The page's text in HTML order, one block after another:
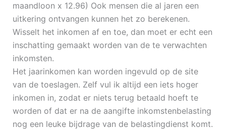
maandloon x 12.96) Ook mensen die al jaren een
uitkering ontvangen kunnen het zo berekenen.
Wisselt het inkomen af en toe, dan moet er echt een
inschatting gemaakt worden van de te verwachten
inkomsten.
Het jaarinkomen kan worden ingevuld op de site
van de toeslagen. Zelf vul ik altijd een iets hoger
inkomen in, zodat er niets terug betaald hoeft te
worden of dat er na de aangifte inkomstenbelasting
nog een leuke bijdrage van de belastingdienst komt.